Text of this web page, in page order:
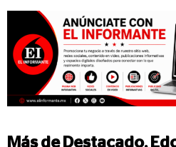
Más de Destacado,